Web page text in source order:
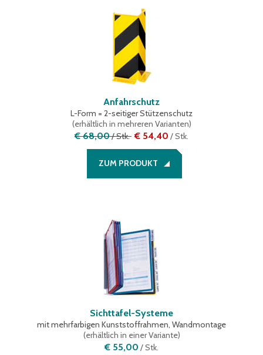
Anfahrschutz
L-Form = 2-seitiger Stützenschutz
(erhältlich in mehreren Varianten)
€ 68,00/Stk. € 54,40 /Stk.
ZUM PRODUKT
Sichttafel-Systeme
mit mehrfarbigen Kunststoffrahmen, Wandmontage
(erhältlich in einer Variante)
€ 55,00 /Stk.